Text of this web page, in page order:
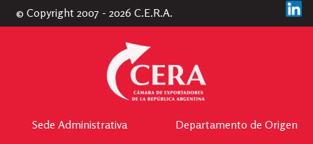
© Copyright 2007 - 2026 C.E.R.A.
Sede Administrativa Departamento de Origen